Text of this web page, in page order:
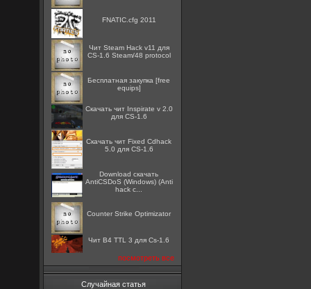
FNATIC.cfg 2011
Чит Steam Hack v11 для
CS-1.6 Steam/48 protocol
Бесплатная закупка [free
equips]
Скачать чит Inspirate v 2.0
для CS-1.6
Скачать чит Fixed Cdhack
5.0 для CS-1.6
Download скачать
AntiCSDoS (Windows) (Anti
hack c...
Counter Strike Optimizator
Чит B4 TTL 3 для Cs-1.6
посмотреть все
Случайная статья